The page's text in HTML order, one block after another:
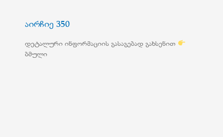
აირჩიე 350
დეტალური ინფორმაციის გასაგებად გახსენით
ბმული